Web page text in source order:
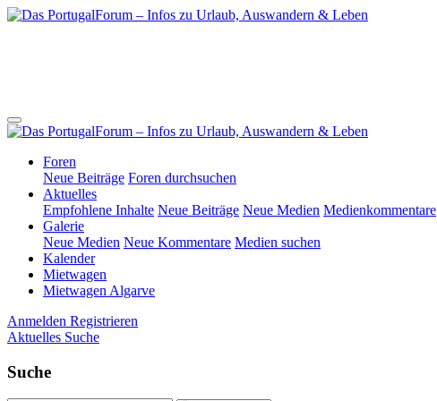
Foren
Neue Beiträge Foren durchsuchen
Aktuelles
Empfohlene Inhalte Neue Beiträge Neue Medien Medienkommentare
Galerie
Neue Medien Neue Kommentare Medien suchen
Kalender
Mietwagen
Mietwagen Algarve
Anmelden Registrieren
Aktuelles Suche
Suche